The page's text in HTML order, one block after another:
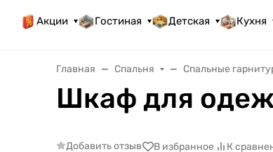
Акции Гостиная Детская Кухня
Главная Спальня Спальные
Шкаф для
Добавить отзыв В избранное К